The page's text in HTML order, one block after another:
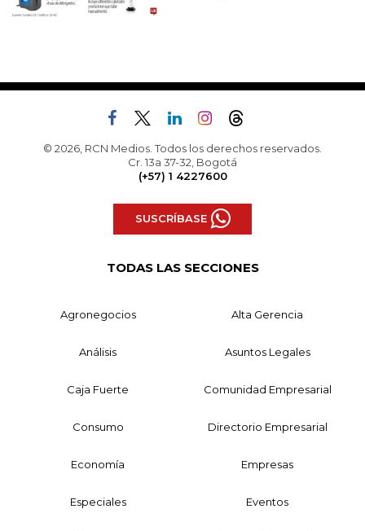
© 2026, RCN Medios. Todos los derechos reservados.
Cr. 13a 37-32, Bogotá
(+57) 1 4227600
SUSCRÍBASE
TODAS LAS SECCIONES
Agronegocios Alta Gerencia
Análisis Asuntos Legales
Caja Fuerte Comunidad Empresarial
Consumo Directorio Empresarial
Economía Empresas
Especiales Eventos